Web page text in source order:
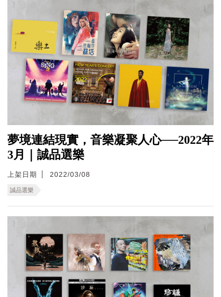
夢境連結現實，音樂凝聚人心──2022年
3月｜誠品選樂
上架日期 2022/03/08
誠品選樂